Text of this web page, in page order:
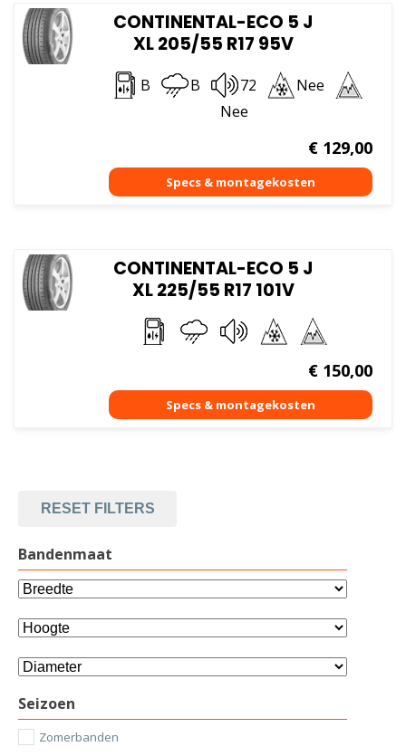
CONTINENTAL-ECO 5 J
XL 205/55 R17 95V
B B 72
Nee
Nee
€129,00
CONTINENTAL-ECO 5 J
XL 225/55 R17 101V
€150,00
RESET FILTERS
Bandenmaat
Seizoen
Zomerbanden